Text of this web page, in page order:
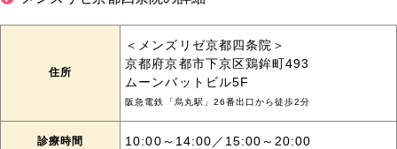
住所
＜メンズリゼ京都四条院＞
京都府京都市下京区鶏鉾町493
ムーンバットビル5F
阪急電鉄「烏丸駅」26番出口から徒歩2分
診療時間 10:00～14:00／15:00～20:00